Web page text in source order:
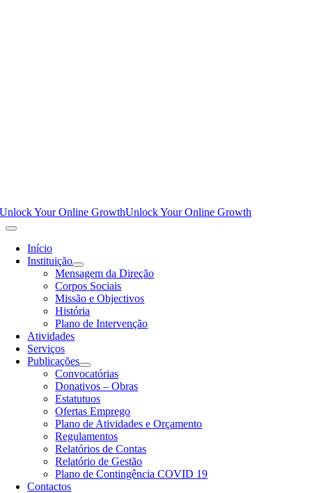
Unlock Your Online GrowthUnlock Your Online Growth
Início
Instituição
Mensagem da Direção
Corpos Sociais
Missão e Objectivos
História
Plano de Intervenção
Atividades
Serviços
Publicações
Convocatórias
Donativos – Obras
Estatutuos
Ofertas Emprego
Plano de Atividades e Orçamento
Regulamentos
Relatórios de Contas
Relatório de Gestão
Plano de Contingência COVID 19
Contactos